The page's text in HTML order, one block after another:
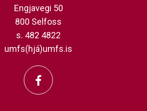
Engjavegi 50
800 Selfoss
s. 482 4822
umfs(hjá)umfs.is